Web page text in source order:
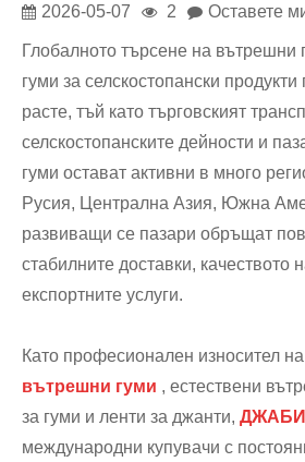
2026-05-07 2 Оставете
Глобалното търсене на вътрешни
гуми за селскостопански
расте, тъй като търговският
селскостопанските дейности и
гуми остават активни в много
Русия, Централна Азия, Южна
развиващи се пазари обръщат
стабилните доставки, качеството
експортните услуги.
Като професионален износител на
вътрешни гуми , естествени
за гуми и ленти за джанти,
международни купувачи с